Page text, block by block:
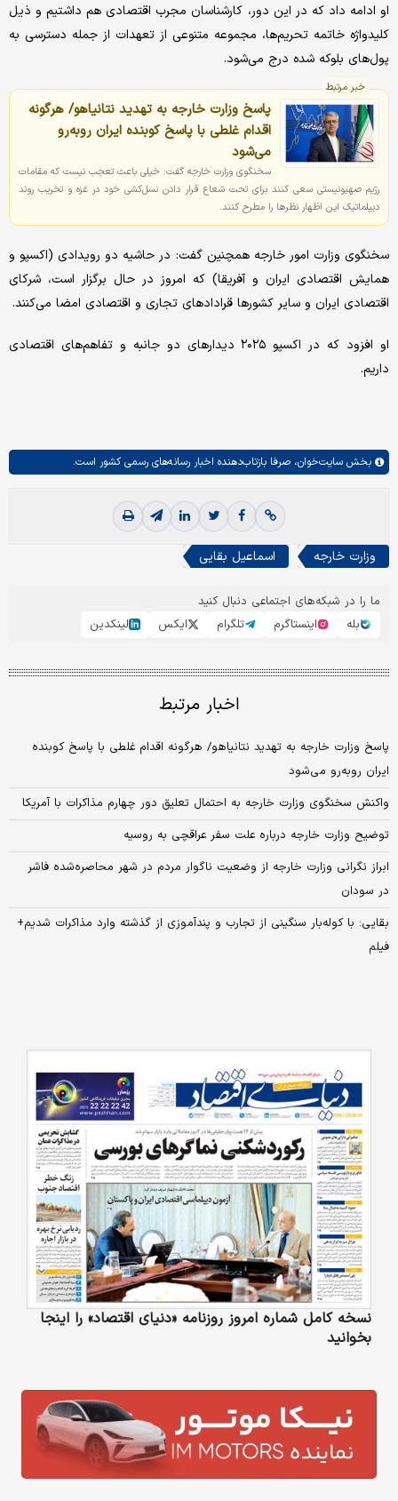
او ادامه داد که در این دور، کارشناسان مجرب اقتصادی هم داشتیم و ذیل
کلیدواژه خاتمه تحریم‌ها، مجموعه متنوعی از تعهدات از جمله دسترسی به
پول‌های بلوکه شده درج می‌شود.
خبر مرتبط
پاسخ وزارت خارجه به تهدید نتانیاهو/ هرگونه
اقدام غلطی با پاسخ کوبنده ایران روبه‌رو
می‌شود
سخنگوی وزارت خارجه گفت: خیلی باعث تعجب نیست که مقامات
رژیم صهیونیستی سعی کنند برای تحت شعاع قرار دادن نسل‌کشی خود در غزه و تخریب روند
دیپلماتیک این اظهار نظرها را مطرح کنند.
سخنگوی وزارت امور خارجه همچنین گفت: در حاشیه دو رویدادی (اکسپو و
همایش اقتصادی ایران و آفریقا) که امروز در حال برگزار است، شرکای
اقتصادی ایران و سایر کشورها قرادادهای تجاری و اقتصادی امضا می‌کنند.
او افزود که در اکسپو ۲۰۲۵ دیدارهای دو جانبه و تفاهم‌های اقتصادی
داریم.
بخش سایت‌خوان، صرفا بازتاب‌دهنده اخبار رسانه‌های رسمی کشور است.
وزارت خارجه اسماعیل بقایی
ما را در شبکه‌های اجتماعی دنبال کنید
بله
اینستاگرم تلگرام ایکس لینکدین
اخبار مرتبط
پاسخ وزارت خارجه به تهدید نتانیاهو/ هرگونه اقدام غلطی با پاسخ کوبنده
ایران روبه‌رو می‌شود
واکنش سخنگوی وزارت خارجه به احتمال تعلیق دور چهارم مذاکرات با آمریکا
توضیح وزارت خارجه درباره علت سفر عراقچی به روسیه
ابراز نگرانی وزارت خارجه از وضعیت ناگوار مردم در شهر محاصره‌شده فاشر
در سودان
بقایی: با کوله‌بار سنگینی از تجارب و پندآموزی از گذشته وارد مذاکرات شدیم+
فیلم
نسخه کامل شماره امروز روزنامه «دنیای‌ اقتصاد» را اینجا
بخوانید